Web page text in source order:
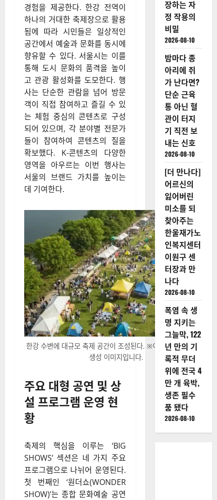
경험을 제공한다. 한강 전역이
하나의 거대한 축제장으로 활용
됨에 따라 시민들은 일상적인
공간에서 예술과 문화를 동시에
향유할 수 있다. 서울시는 이를
통해 도시 문화의 품격을 높이
고 관광 활성화를 도모한다. 행
사는 단순한 관람을 넘어 방문
객이 직접 참여하고 즐길 수 있
는 체험 중심의 콘텐츠로 구성
되어 있으며, 각 분야별 전문가
들이 참여하여 콘텐츠의 질을
확보했다. K-콘텐츠의 다양한
영역을 아우르는 이번 행사는
서울의 브랜드 가치를 높이는
데 기여한다.
한강 수변에 대규모 축제 공간이 조성된다. ※이해를 돕기위한 AI
생성 이미지입니다.
주요 대형 공연 및 상
설 프로그램 운영 현
황
축제의 핵심을 이루는 ‘BIG
SHOWS’ 섹션은 네 가지 주요
프로그램으로 나뉘어 운영된다.
첫 번째인 ‘원더쇼(WONDER
SHOW)’는 종합 문화예술 공연
장하는 자
정 작용의
비밀
2026-08-10
밤마다 종
아리에 쥐
가 난다면?
단순 근육
통 아닌 혈
관이 터지
기 직전 보
내는 신호
2026-08-10
[더 만나다]
어르신의
잃어버린
미소를 되
찾아주는
한울재가노
인복지센터
이원구 센
터장과 만
나다
2026-08-10
폭염 속 생
명 지키는
그늘막, 122
년 만의 기
록적 무더
위에 전국 4
만 개 육박,
생존 필수
품 됐다
2026-08-10